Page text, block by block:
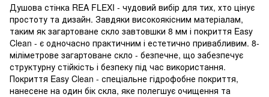
Душова стінка REA FLEXI - чудовий вибір для тих, хто цінує
простоту та дизайн. Завдяки високоякісним матеріалам,
таким як загартоване скло завтовшки 8 мм і покриття Easy
Clean - є одночасно практичним і естетично привабливим. 8-
міліметрове загартоване скло - безпечне, що забезпечує
структурну стійкість і безпеку під час використання.
Покриття Easy Clean - спеціальне гідрофобне покриття,
нанесене на один бік скла, яке полегшує очищення та